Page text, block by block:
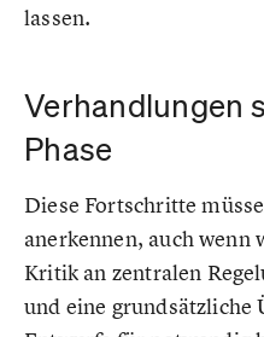
lassen.
Verhandlungen
Phase
Diese Fortschritte
anerkennen, auch
Kritik an zentralen
und eine grundsätzliche